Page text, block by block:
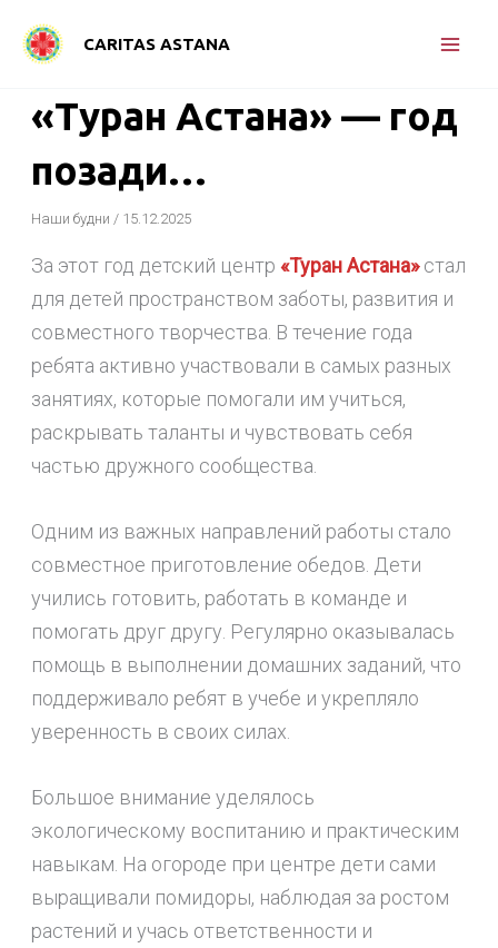
CARITAS ASTANA
«Туран Астана» — год
позади…
Наши будни / 15.12.2025
За этот год детский центр «Туран Астана»стал
для детей пространством заботы, развития и
совместного творчества. В течение года
ребята активно участвовали в самых разных
занятиях, которые помогали им учиться,
раскрывать таланты и чувствовать себя
частью дружного сообщества.
Одним из важных направлений работы стало
совместное приготовление обедов. Дети
учились готовить, работать в команде и
помогать друг другу. Регулярно оказывалась
помощь в выполнении домашних заданий, что
поддерживало ребят в учебе и укрепляло
уверенность в своих силах.
Большое внимание уделялось
экологическому воспитанию и практическим
навыкам. На огороде при центре дети сами
выращивали помидоры, наблюдая за ростом
растений и учась ответственности и